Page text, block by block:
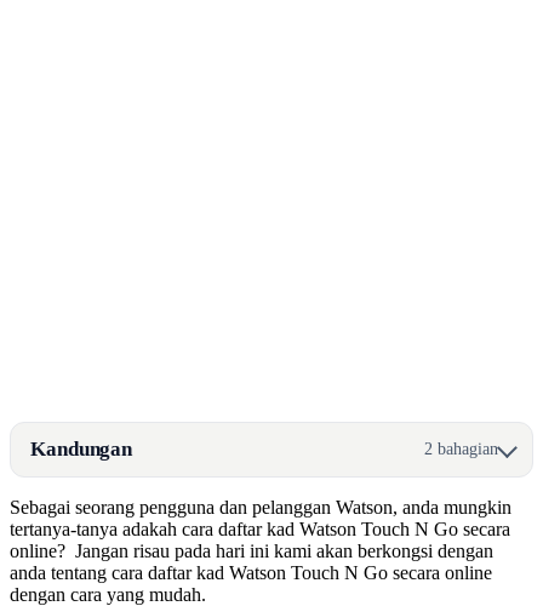
Kandungan 2 bahagian
Sebagai seorang pengguna dan pelanggan Watson, anda mungkin
tertanya-tanya adakah cara daftar kad Watson Touch N Go secara
online? Jangan risau pada hari ini kami akan berkongsi dengan
anda tentang cara daftar kad Watson Touch N Go secara online
dengan cara yang mudah.